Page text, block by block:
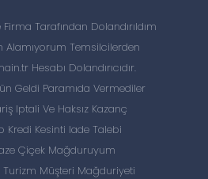
Tarafından Dolandırıldım
Alamıyorum Temsilcilerden
Hesabı Dolandırıcıdır.
Geldi Paramıda Vermediler
Iptali Ve Haksız Kazanç
Kredi Kesinti Iade Talebi
Çiçek Mağduruyum
Turizm Müşteri Mağduriyeti